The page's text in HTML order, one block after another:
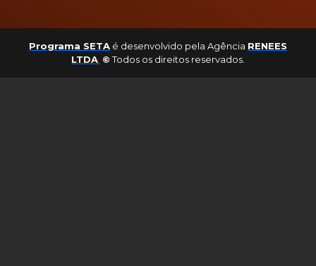
Programa SETA é desenvolvido pela Agência RENEES
LTDA ©Todos os direitos reservados.